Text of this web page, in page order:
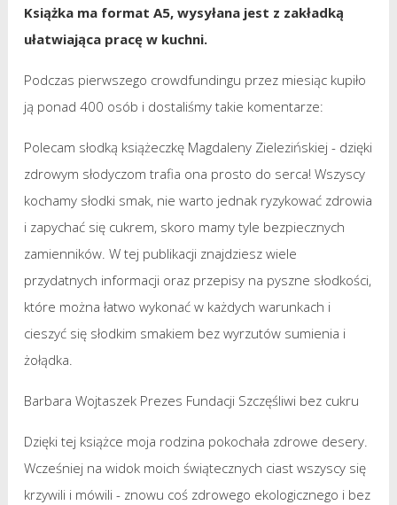
Książka ma format A5, wysyłana jest z zakładką
ułatwiająca pracę w kuchni.
Podczas pierwszego crowdfundingu przez miesiąc kupiło
ją ponad 400 osób i dostaliśmy takie komentarze:
Polecam słodką książeczkę Magdaleny Zielezińskiej - dzięki
zdrowym słodyczom trafia ona prosto do serca! Wszyscy
kochamy słodki smak, nie warto jednak ryzykować zdrowia
i zapychać się cukrem, skoro mamy tyle bezpiecznych
zamienników. W tej publikacji znajdziesz wiele
przydatnych informacji oraz przepisy na pyszne słodkości,
które można łatwo wykonać w każdych warunkach i
cieszyć się słodkim smakiem bez wyrzutów sumienia i
żołądka.
Barbara Wojtaszek Prezes Fundacji Szczęśliwi bez cukru
Dzięki tej książce moja rodzina pokochała zdrowe desery.
Wcześniej na widok moich świątecznych ciast wszyscy się
krzywili i mówili - znowu coś zdrowego ekologicznego i bez